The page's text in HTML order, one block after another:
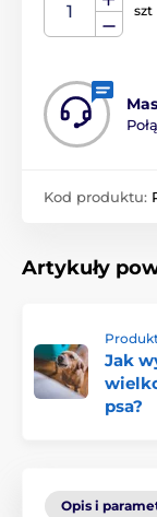
szt
Kod produktu:
Artykuły
Jak
psa?
Opis i